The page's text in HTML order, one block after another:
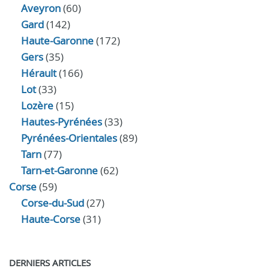
Aveyron(60)
Gard(142)
Haute-Garonne(172)
Gers(35)
Hérault(166)
Lot(33)
Lozère(15)
Hautes-Pyrénées(33)
Pyrénées-Orientales(89)
Tarn(77)
Tarn-et-Garonne(62)
Corse(59)
Corse-du-Sud(27)
Haute-Corse(31)
DERNIERS ARTICLES